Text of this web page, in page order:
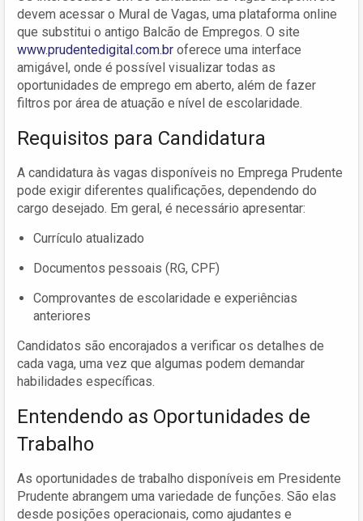
devem acessar o Mural de Vagas, uma plataforma online
que substitui o antigo Balcão de Empregos. O site
www.prudentedigital.com.br oferece uma interface
amigável, onde é possível visualizar todas as
oportunidades de emprego em aberto, além de fazer
filtros por área de atuação e nível de escolaridade.
Requisitos para Candidatura
A candidatura às vagas disponíveis no Emprega Prudente
pode exigir diferentes qualificações, dependendo do
cargo desejado. Em geral, é necessário apresentar:
Currículo atualizado
Documentos pessoais (RG, CPF)
Comprovantes de escolaridade e experiências
anteriores
Candidatos são encorajados a verificar os detalhes de
cada vaga, uma vez que algumas podem demandar
habilidades específicas.
Entendendo as Oportunidades de
Trabalho
As oportunidades de trabalho disponíveis em Presidente
Prudente abrangem uma variedade de funções. São elas
desde posições operacionais, como ajudantes e